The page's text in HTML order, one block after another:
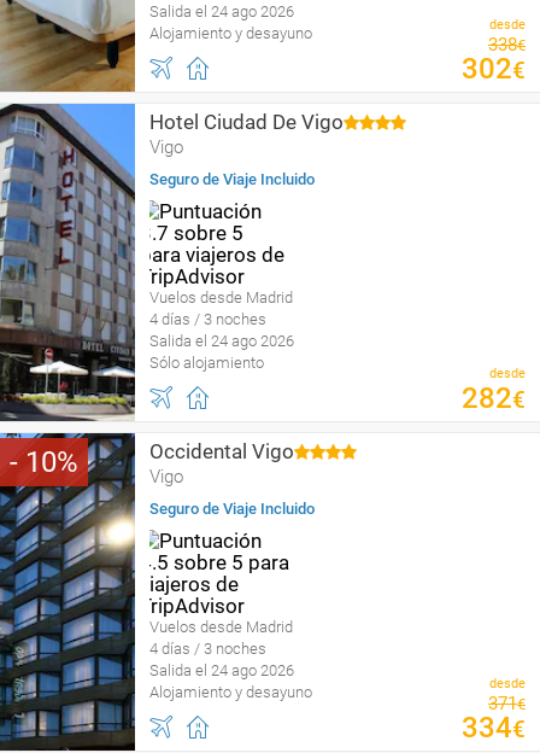
Salida el 24 ago 2026
Alojamiento y desayuno
desde
338€
302€
Hotel Ciudad De Vigo
Vigo
Seguro de Viaje Incluido
Vuelos desde Madrid
4 días / 3 noches
Salida el 24 ago 2026
Sólo alojamiento
desde
282€
10 Occidental Vigo
Vigo
Seguro de Viaje Incluido
Vuelos desde Madrid
4 días / 3 noches
Salida el 24 ago 2026
Alojamiento y desayuno
desde
371€
334€